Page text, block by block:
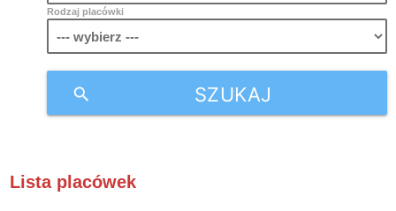
Rodzaj placówki
SZUKAJ
search
Lista placówek